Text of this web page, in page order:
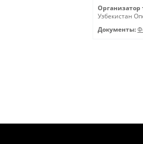
Организатор
Узбекистан
Документы: